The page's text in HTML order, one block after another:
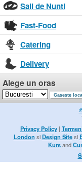
Sali de Nunti
Fast-Food
Catering
Delivery
Alege un oras
Privacy Policy|
London siDesign Sitesi
Kursand